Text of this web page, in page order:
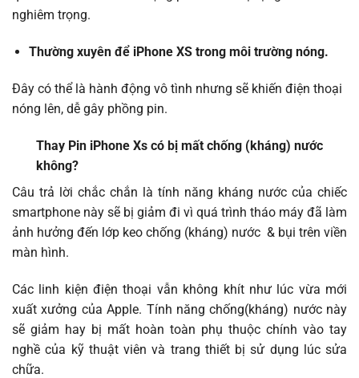
nghiêm trọng.
Thường xuyên để iPhone XS trong môi trường nóng.
Đây có thể là hành động vô tình nhưng sẽ khiến điện thoại
nóng lên, dễ gây phồng pin.
Thay Pin iPhone Xs có bị mất chống (kháng) nước
không?
Câu trả lời chắc chắn là tính năng kháng nước của chiếc
smartphone này sẽ bị giảm đi vì quá trình tháo máy đã làm
ảnh hưởng đến lớp keo chống (kháng) nước & bụi trên viền
màn hình.
Các linh kiện điện thoại vẫn không khít như lúc vừa mới
xuất xưởng của Apple. Tính năng chống(kháng) nước này
sẽ giảm hay bị mất hoàn toàn phụ thuộc chính vào tay
nghề của kỹ thuật viên và trang thiết bị sử dụng lúc sửa
chữa.